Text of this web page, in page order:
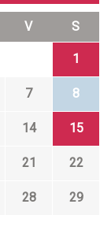
V S
1
7 8
14 15
21 22
28 29